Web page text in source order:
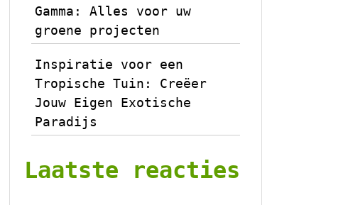
Gamma: Alles voor uw
groene projecten
Inspiratie voor een
Tropische Tuin: Creëer
Jouw Eigen Exotische
Paradijs
Laatste reacties